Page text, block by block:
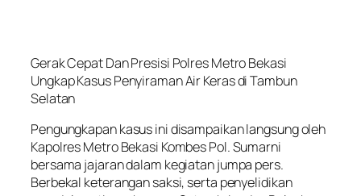
Gerak Cepat Dan Presisi Polres Metro Bekasi
Ungkap Kasus Penyiraman Air Keras di Tambun
Selatan
Pengungkapan kasus ini disampaikan langsung oleh
Kapolres Metro Bekasi Kombes Pol. Sumarni
bersama jajaran dalam kegiatan jumpa pers.
Berbekal keterangan saksi, serta penyelidikan